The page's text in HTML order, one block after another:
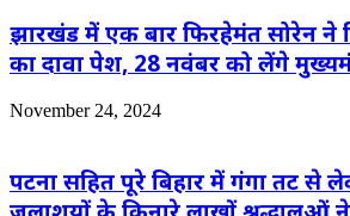
झारखंड में एक बार फिरहेमंत सोरेन ने
का दावा पेश, 28 नवंबर को लेंगे
November 24, 2024
पटना सहित पूरे बिहार में गंगा तट से